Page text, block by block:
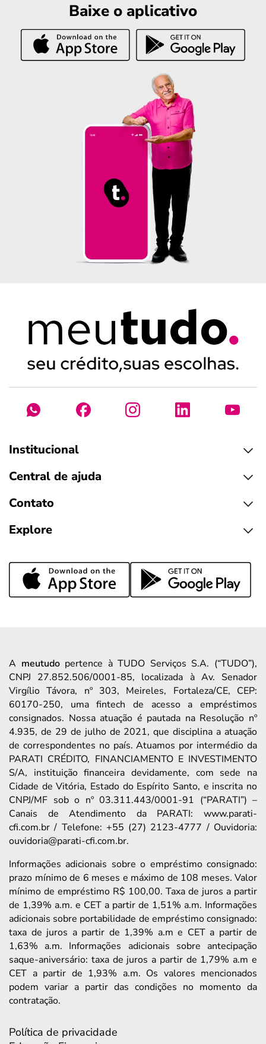
Baixe o aplicativo
Institucional
Central de ajuda
Contato
Explore
A meutudopertence à TUDO Serviços S.A. (“TUDO”),
CNPJ 27.852.506/0001-85, localizada à Av. Senador
Virgílio Távora, nº 303, Meireles, Fortaleza/CE, CEP:
60170-250, uma fintech de acesso a empréstimos
consignados. Nossa atuação é pautada na Resolução nº
4.935, de 29 de julho de 2021, que disciplina a atuação
de correspondentes no país. Atuamos por intermédio da
PARATI CRÉDITO, FINANCIAMENTO E INVESTIMENTO
S/A, instituição financeira devidamente, com sede na
Cidade de Vitória, Estado do Espírito Santo, e inscrita no
CNPJ/MF sob o nº 03.311.443/0001-91 (“PARATI”) –
Canais de Atendimento da PARATI: www.parati-
cfi.com.br / Telefone: +55 (27) 2123-4777 / Ouvidoria:
ouvidoria@parati-cfi.com.br.
Informações adicionais sobre o empréstimo consignado:
prazo mínimo de 6 meses e máximo de 108 meses. Valor
mínimo de empréstimo R$ 100,00. Taxa de juros a partir
de 1,39% a.m. e CET a partir de 1,51% a.m. Informações
adicionais sobre portabilidade de empréstimo consignado:
taxa de juros a partir de 1,39% a.m e CET a partir de
1,63% a.m. Informações adicionais sobre antecipação
saque-aniversário: taxa de juros a partir de 1,79% a.m e
CET a partir de 1,93% a.m. Os valores mencionados
podem variar a partir das condições no momento da
contratação.
Política de privacidade